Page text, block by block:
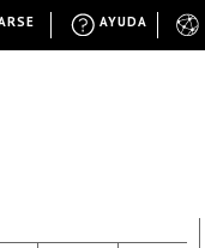
AYUDA